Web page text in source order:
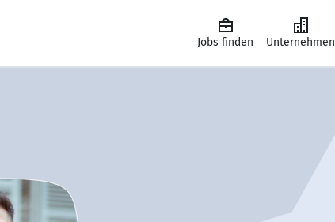
Jobs finden Unternehmen